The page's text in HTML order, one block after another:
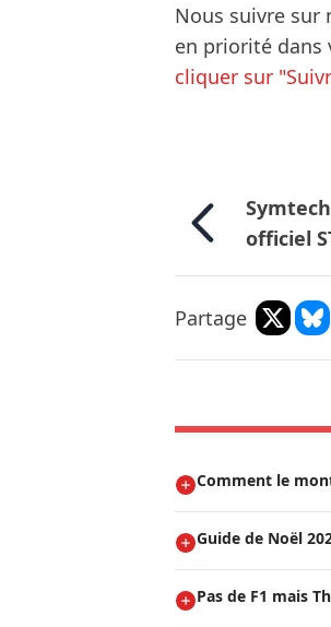
Nous suivre sur
en priorité dans
cliquer sur
officiel
Partage
Comment le
Guide de Noël
Pas de F1 mais